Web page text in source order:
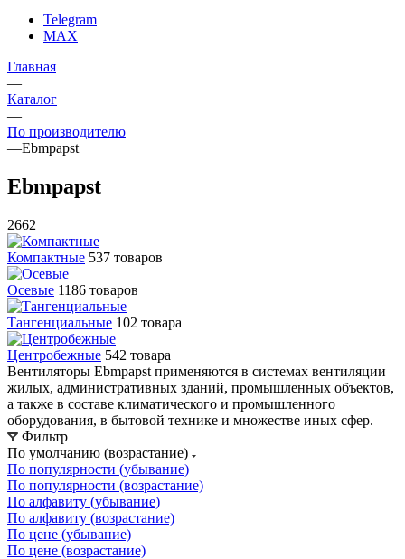
Telegram
MAX
Главная
—
Каталог
—
По производителю
—Ebmpapst
Ebmpapst
2662
Компактные 537 товаров
Осевые 1186 товаров
Тангенциальные 102 товара
Центробежные 542 товара
Вентиляторы Ebmpapst применяются в системах вентиляции
жилых, административных зданий, промышленных объектов,
а также в составе климатического и промышленного
оборудования, в бытовой технике и множестве иных сфер.
Фильтр
По умолчанию (возрастание)
По популярности (убывание)
По популярности (возрастание)
По алфавиту (убывание)
По алфавиту (возрастание)
По цене (убывание)
По цене (возрастание)